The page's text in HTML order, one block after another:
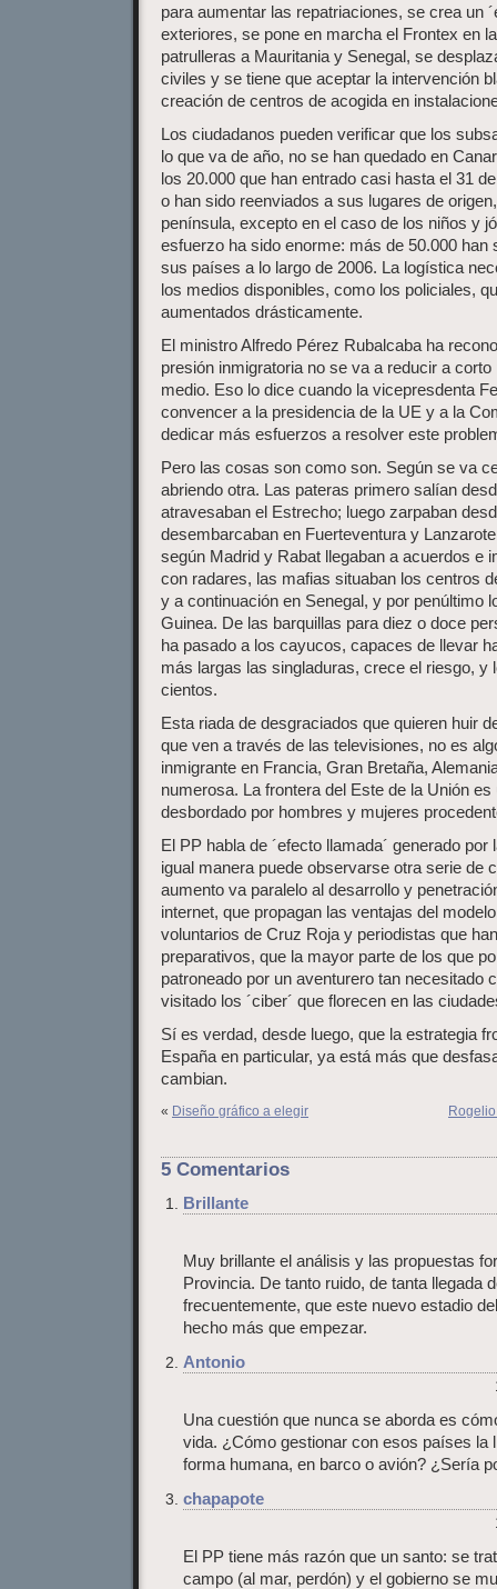
para aumentar las repatriaciones, se crea un
exteriores, se pone en marcha el Frontex en
patrulleras a Mauritania y Senegal, se
civiles y se tiene que aceptar la intervención
creación de centros de acogida en
Los ciudadanos pueden verificar que los
lo que va de año, no se han quedado en
los 20.000 que han entrado casi hasta el 31
o han sido reenviados a sus lugares de
península, excepto en el caso de los niños y
esfuerzo ha sido enorme: más de 50.000 han
sus países a lo largo de 2006. La logística
los medios disponibles, como los policiales,
aumentados drásticamente.
El ministro Alfredo Pérez Rubalcaba ha
presión inmigratoria no se va a reducir a
medio. Eso lo dice cuando la vicepresdenta
convencer a la presidencia de la UE y a la
dedicar más esfuerzos a resolver este
Pero las cosas son como son. Según se va
abriendo otra. Las pateras primero salían
atravesaban el Estrecho; luego zarpaban
desembarcaban en Fuerteventura y
según Madrid y Rabat llegaban a acuerdos e
con radares, las mafias situaban los centros
y a continuación en Senegal, y por penúltimo
Guinea. De las barquillas para diez o doce
ha pasado a los cayucos, capaces de llevar
más largas las singladuras, crece el riesgo, y
cientos.
Esta riada de desgraciados que quieren huir
que ven a través de las televisiones, no es
inmigrante en Francia, Gran Bretaña,
numerosa. La frontera del Este de la Unión
desbordado por hombres y mujeres
El PP habla de ´efecto llamada´ generado
igual manera puede observarse otra serie de
aumento va paralelo al desarrollo y
internet, que propagan las ventajas del
voluntarios de Cruz Roja y periodistas que
preparativos, que la mayor parte de los que
patroneado por un aventurero tan necesitado
visitado los ´ciber´ que florecen en las
Sí es verdad, desde luego, que la estrategia
España en particular, ya está más que
cambian.
« Diseño gráfico a elegir
5 Comentarios
Brillante
Muy brillante el análisis y las propuestas
Provincia. De tanto ruido, de tanta llegada
frecuentemente, que este nuevo estadio
hecho más que empezar.
Antonio
Una cuestión que nunca se aborda es
vida. ¿Cómo gestionar con esos países la
forma humana, en barco o avión? ¿Sería
chapapote
El PP tiene más razón que un santo: se
campo (al mar, perdón) y el gobierno se